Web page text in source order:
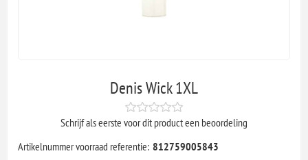
Denis Wick 1XL
Schrijf als eerste voor dit product een beoordeling
Artikelnummer voorraad referentie: 812759005843